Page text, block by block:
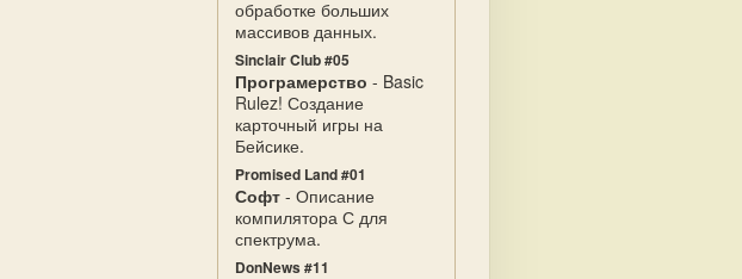
обработке больших
массивов данных.
Sinclair Club #05
Програмерство - Basic
Rulez! Создание
карточный игры на
Бейсике.
Promised Land #01
Софт - Описание
компилятора С для
спектрума.
DonNews #11